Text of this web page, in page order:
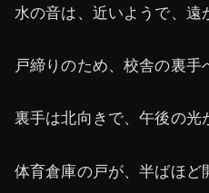
水の音は、近いようで、遠
戸締りのため、校舎の裏手
裏手は北向きで、午後の光
体育倉庫の戸が、半ばほど